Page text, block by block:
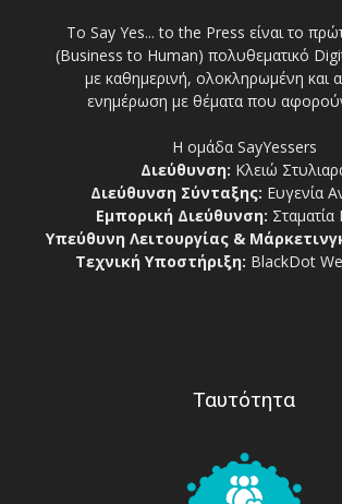
Το Say Yes... to the Press είναι το
(Business to Human) πολυθεματικό
με καθημερινή, ολοκληρωμένη και
ενημέρωση με θέματα που
Η ομάδα SayYessers
Διεύθυνση: Κλειώ
Διεύθυνση Σύνταξης: Ευγενία
Εμπορική Διεύθυνση:
Υπεύθυνη Λειτουργίας &
Τεχνική Υποστήριξη: BlackDot
Ταυτότητα